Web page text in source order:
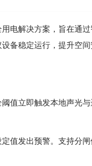

电解决方案，旨在通
备稳定运行，提升空
值立即触发本地声光与
值发出预警。支持分闸